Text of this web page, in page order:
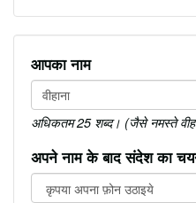
आपका नाम
अधिकतम 25 शब्द। (जैसे नमस्ते
अपने नाम के बाद संदेश का